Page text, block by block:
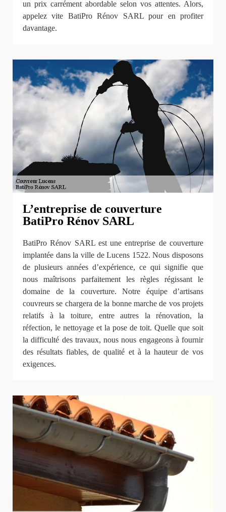
un prix carrément abordable selon vos attentes. Alors,
appelez vite BatiPro Rénov SARL pour en profiter
davantage.
L’entreprise de couverture
BatiPro Rénov SARL
BatiPro Rénov SARL est une entreprise de couverture
implantée dans la ville de Lucens 1522. Nous disposons
de plusieurs années d’expérience, ce qui signifie que
nous maîtrisons parfaitement les règles régissant le
domaine de la couverture. Notre équipe d’artisans
couvreurs se chargera de la bonne marche de vos projets
relatifs à la toiture, entre autres la rénovation, la
réfection, le nettoyage et la pose de toit. Quelle que soit
la difficulté des travaux, nous nous engageons à fournir
des résultats fiables, de qualité et à la hauteur de vos
exigences.